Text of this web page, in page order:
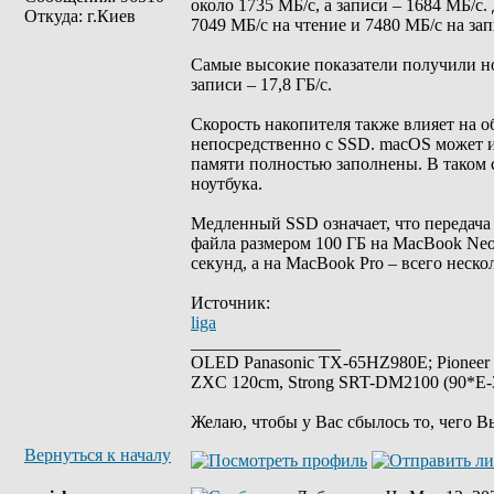
Откуда: г.Киев
около 1735 МБ/с, а записи – 1684 МБ/
7049 МБ/с на чтение и 7480 МБ/с на
Самые высокие показатели получили
записи – 17,8 ГБ/с.
Скорость накопителя также влияет
непосредственно с SSD. macOS может
памяти полностью заполнены. В таком
ноутбука.
Медленный SSD означает, что
файла размером 100 ГБ на MacBook
секунд, а на MacBook Pro – всего
Источник:
liga
OLED Panasonic TX-65HZ980E;
ZXC 120cm, Strong SRT-DM2100
Желаю, чтобы у Вас сбылось то, чего
Вернуться к началу